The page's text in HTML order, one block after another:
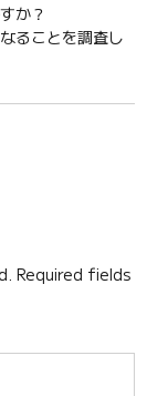
か？
ることを調査し
Required fields